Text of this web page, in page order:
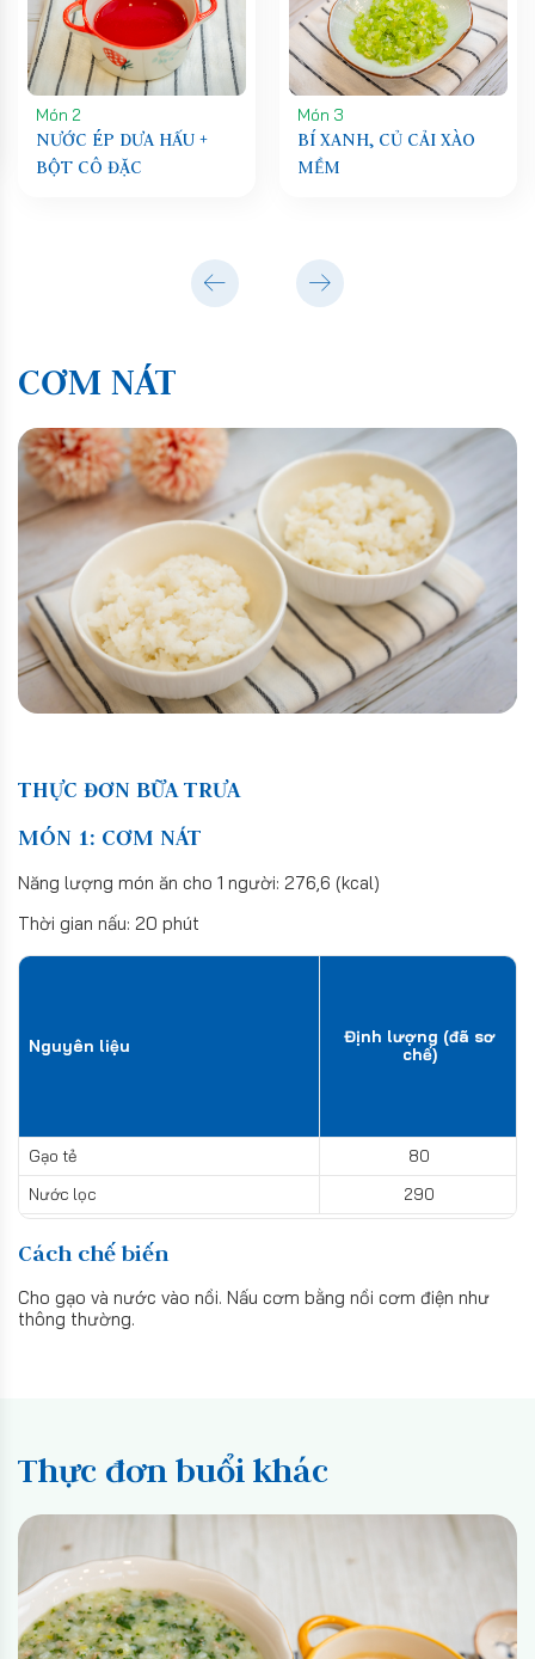
Món 2
NƯỚC ÉP DƯA HẤU +
BỘT CÔ ĐẶC
Món 3
BÍ XANH, CỦ CẢI XÀO
MỀM
CƠM NÁT
THỰC ĐƠN BỮA TRƯA
MÓN 1: CƠM NÁT
Năng lượng món ăn cho 1 người: 276,6 (kcal)
Thời gian nấu: 20 phút
Nguyên liệu
Định lượng (đã sơ
chế)
Gạo tẻ
80
Nước lọc
290
Cách chế biến
Cho gạo và nước vào nồi. Nấu cơm bằng nồi cơm điện như
thông thường.
Thực đơn buổi khác